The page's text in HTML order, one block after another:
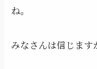
ね。
みなさんは信じます